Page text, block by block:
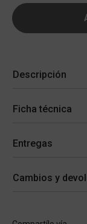
Descripción
Ficha técnica
Entregas
Cambios y